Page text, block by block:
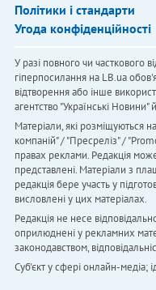
Політики і стандарти
Угода конфіденційності
У разі повного чи часткового
гіперпосилання на LB.ua
відтворення або інше
агентство "Українськi Новини"
Матеріали, які розміщуються
компаній" / "Пресреліз" /
правах реклами. Редакція
представлені. Матеріали з
редакція бере участь у
висловлені у цих матеріалах.
Редакція не несе
оприлюднені у рекламних
законодавством,
Cуб'єкт у сфері онлайн-медіа;